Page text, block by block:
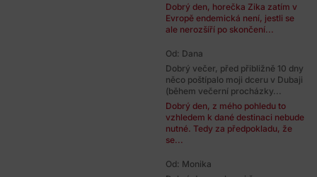
Dobrý den, horečka Zika zatím v
Evropě endemická není, jestli se
ale nerozšíří po skončení...
Od: Dana
Dobrý večer, před přibližně 10 dny
něco poštípalo moji dceru v Dubaji
(během večerní procházky...
Dobrý den, z mého pohledu to
vzhledem k dané destinaci nebude
nutné. Tedy za předpokladu, že
se...
Od: Monika